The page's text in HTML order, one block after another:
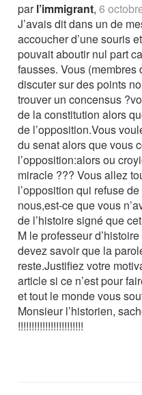
parl’immigrant,6
J’avais dit dans un de
accoucher d’une souris
pouvait aboutir nul part
fausses. Vous
discuter sur des points
trouver un concensus
de la constitution alors
de l’opposition.Vous
du senat alors que vous
l’opposition:alors ou
miracle ??? Vous allez
l’opposition qui refuse
nous,est-ce que vous
de l’histoire signé que
M le professeur
devez savoir que la
reste.Justifiez votre
article si ce n’est pour
et tout le monde vous
Monsieur l’historien,
!!!!!!!!!!!!!!!!!!!!!!!!